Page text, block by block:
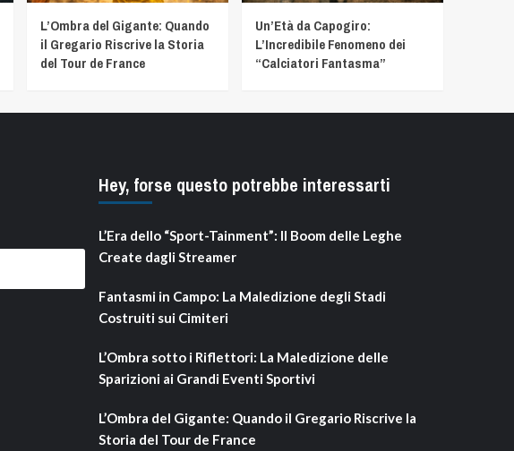
L’Ombra del Gigante: Quando
il Gregario Riscrive la Storia
del Tour de France
Un’Età da Capogiro:
L’Incredibile Fenomeno dei
“Calciatori Fantasma”
Hey, forse questo potrebbe interessarti
L’Era dello “Sport-Tainment”: Il Boom delle Leghe
Create dagli Streamer
Fantasmi in Campo: La Maledizione degli Stadi
Costruiti sui Cimiteri
L’Ombra sotto i Riflettori: La Maledizione delle
Sparizioni ai Grandi Eventi Sportivi
L’Ombra del Gigante: Quando il Gregario Riscrive la
Storia del Tour de France